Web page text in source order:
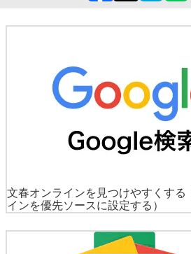
文春オンラインを見つけやすくする
インを優先ソースに設定する）